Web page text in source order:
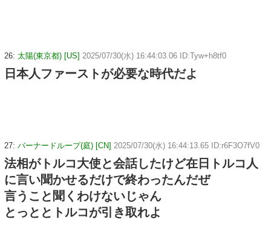
26: 太陽(東京都) [US] 2025/07/30(水) 16:44:03.06 ID:Tyw+h8tf0
日本人ファーストが必要な時代だよ
27: バーナードループ(庭) [CN] 2025/07/30(水) 16:44:13.65 ID:r6F3O7fV0
法相がトルコ大使と会話したけど在日トルコ人
に言い聞かせるだけで終わったんだぜ
言うこと聞くわけないじゃん
とっととトルコが引き取れよ